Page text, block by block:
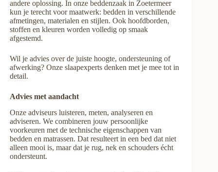
andere oplossing. In onze beddenzaak in Zoetermeer
kun je terecht voor maatwerk: bedden in verschillende
afmetingen, materialen en stijlen. Ook hoofdborden,
stoffen en kleuren worden volledig op smaak
afgestemd.
Wil je advies over de juiste hoogte, ondersteuning of
afwerking? Onze slaapexperts denken met je mee tot in
detail.
Advies met aandacht
Onze adviseurs luisteren, meten, analyseren en
adviseren. We combineren jouw persoonlijke
voorkeuren met de technische eigenschappen van
bedden en matrassen. Dat resulteert in een bed dat niet
alleen mooi is, maar dat je rug, nek en schouders écht
ondersteunt.